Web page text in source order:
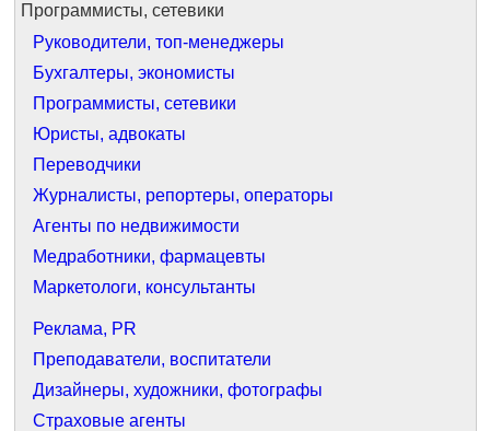
Программисты, сетевики
Руководители, топ-менеджеры
Бухгалтеры, экономисты
Программисты, сетевики
Юристы, адвокаты
Переводчики
Журналисты, репортеры, операторы
Агенты по недвижимости
Медработники, фармацевты
Маркетологи, консультанты
Реклама, PR
Преподаватели, воспитатели
Дизайнеры, художники, фотографы
Страховые агенты